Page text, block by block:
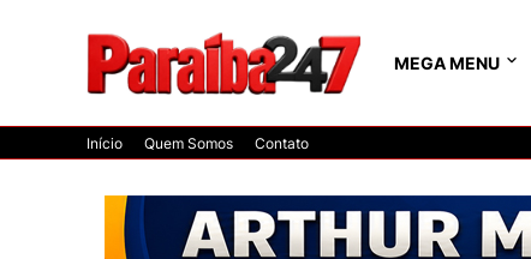
MEGA MENU
Início Quem Somos Contato